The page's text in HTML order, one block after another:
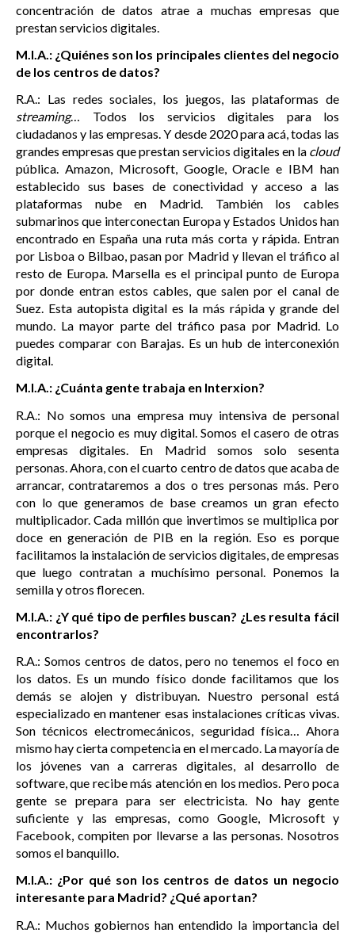
concentración de datos atrae a muchas empresas que
prestan servicios digitales.
M.I.A.: ¿Quiénes son los principales clientes del negocio
de los centros de datos?
R.A.: Las redes sociales, los juegos, las plataformas de
streaming… Todos los servicios digitales para los
ciudadanos y las empresas. Y desde 2020 para acá, todas las
grandes empresas que prestan servicios digitales en la cloud
pública. Amazon, Microsoft, Google, Oracle e IBM han
establecido sus bases de conectividad y acceso a las
plataformas nube en Madrid. También los cables
submarinos que interconectan Europa y Estados Unidos han
encontrado en España una ruta más corta y rápida. Entran
por Lisboa o Bilbao, pasan por Madrid y llevan el tráfico al
resto de Europa. Marsella es el principal punto de Europa
por donde entran estos cables, que salen por el canal de
Suez. Esta autopista digital es la más rápida y grande del
mundo. La mayor parte del tráfico pasa por Madrid. Lo
puedes comparar con Barajas. Es un hub de interconexión
digital.
M.I.A.: ¿Cuánta gente trabaja en Interxion?
R.A.: No somos una empresa muy intensiva de personal
porque el negocio es muy digital. Somos el casero de otras
empresas digitales. En Madrid somos solo sesenta
personas. Ahora, con el cuarto centro de datos que acaba de
arrancar, contrataremos a dos o tres personas más. Pero
con lo que generamos de base creamos un gran efecto
multiplicador. Cada millón que invertimos se multiplica por
doce en generación de PIB en la región. Eso es porque
facilitamos la instalación de servicios digitales, de empresas
que luego contratan a muchísimo personal. Ponemos la
semilla y otros florecen.
M.I.A.: ¿Y qué tipo de perfiles buscan? ¿Les resulta fácil
encontrarlos?
R.A.: Somos centros de datos, pero no tenemos el foco en
los datos. Es un mundo físico donde facilitamos que los
demás se alojen y distribuyan. Nuestro personal está
especializado en mantener esas instalaciones críticas vivas.
Son técnicos electromecánicos, seguridad física… Ahora
mismo hay cierta competencia en el mercado. La mayoría de
los jóvenes van a carreras digitales, al desarrollo de
software, que recibe más atención en los medios. Pero poca
gente se prepara para ser electricista. No hay gente
suficiente y las empresas, como Google, Microsoft y
Facebook, compiten por llevarse a las personas. Nosotros
somos el banquillo.
M.I.A.: ¿Por qué son los centros de datos un negocio
interesante para Madrid? ¿Qué aportan?
R.A.: Muchos gobiernos han entendido la importancia del